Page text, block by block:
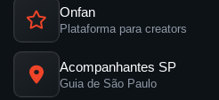
Onfan
Plataforma para creators
Acompanhantes SP
Guia de São Paulo